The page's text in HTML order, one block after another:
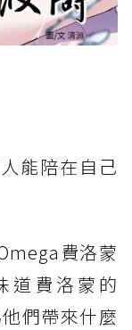
能陪在自己
費洛蒙
道費洛蒙的
們帶來什麼